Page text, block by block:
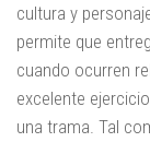
cultura y
permite que
cuando ocurren
excelente
una trama. Tal